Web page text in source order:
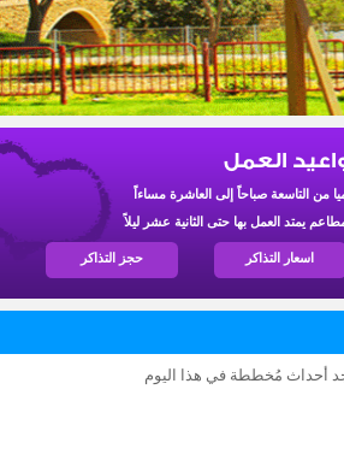
العمل
من التاسعة صباحاً إلى العاشرة مساءاً
يمتد العمل بها حتى الثانية عشر ليلاً
اسعار التذاكر حجز التذاكر
أحداث مُخططة في هذا اليوم